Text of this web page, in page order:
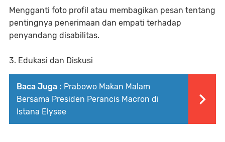
Mengganti foto profil atau membagikan pesan tentang
pentingnya penerimaan dan empati terhadap
penyandang disabilitas.
3. Edukasi dan Diskusi
Baca Juga : Prabowo Makan Malam
Bersama Presiden Perancis Macron di
Istana Elysee